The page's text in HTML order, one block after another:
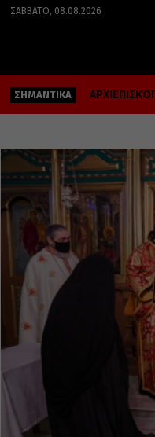
ΣΆΒΒΑΤΟ, 08.08.2026
ΣΗΜΑΝΤΙΚΑ